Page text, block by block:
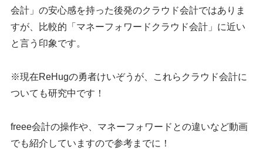
会計」の安心感を持った後発のクラウド会計ではありま
すが、比較的「マネーフォワードクラウド会計」に近い
と言う印象です。
※現在ReHugの勇者けいぞうが、これらクラウド会計に
ついても研究中です！
freee会計の操作や、マネーフォワードとの違いなど動画
でも紹介していますので参考までに！